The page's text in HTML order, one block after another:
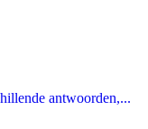
antwoorden,...